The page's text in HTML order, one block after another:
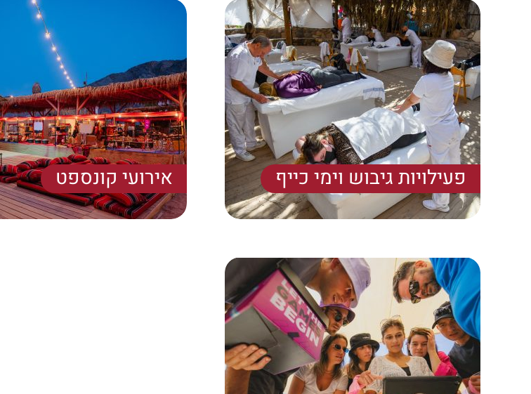
פעילויות גיבוש וימי כייף אירועי קונספט